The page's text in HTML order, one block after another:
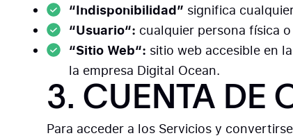
“Indisponibilidad” significa
“Usuario“: cualquier persona física
“Sitio Web“: sitio web accesible en
la empresa Digital Ocean.
3. CUENTA DE
Para acceder a los Servicios y